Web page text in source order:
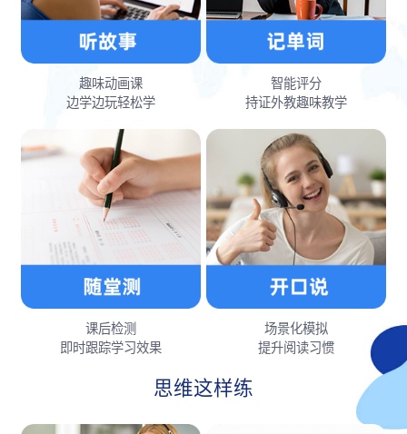
趣味动画课
边学边玩轻松学
智能评分
持证外教趣味教学
课后检测
即时跟踪学习效果
场景化模拟
提升阅读习惯
思维这样练